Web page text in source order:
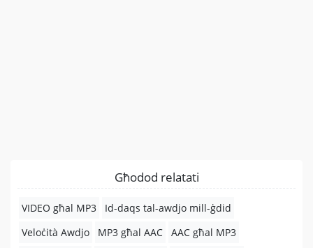
Għodod relatati
VIDEO għal MP3
Id-daqs tal-awdjo mill-ġdid
Veloċità Awdjo
MP3 għal AAC
AAC għal MP3